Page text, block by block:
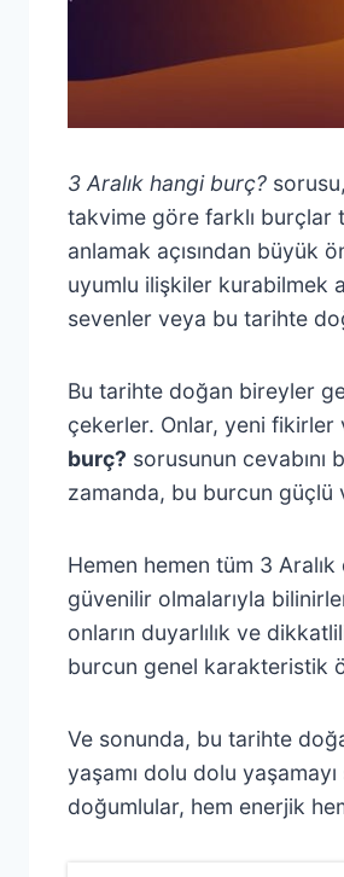
3 Aralık hangi burç?
takvime göre farklı burçlar
anlamak açısından büyük
uyumlu ilişkiler kurabilmek
sevenler veya bu tarihte
Bu tarihte doğan bireyler
çekerler. Onlar, yeni fikirler
burç? sorusunun cevabını
zamanda, bu burcun güçlü
Hemen hemen tüm 3
güvenilir olmalarıyla
onların duyarlılık ve
burcun genel karakteristik
Ve sonunda, bu tarihte
yaşamı dolu dolu
doğumlular, hem enerjik